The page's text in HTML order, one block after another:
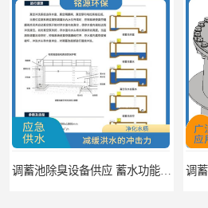
调蓄池除臭设备供应 蓄水功能 暂时储存大量雨水